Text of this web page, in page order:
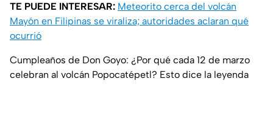
TE PUEDE INTERESAR: Meteorito cerca del volcán
Mayón en Filipinas se viraliza; autoridades aclaran qué
ocurrió
Cumpleaños de Don Goyo: ¿Por qué cada 12 de marzo
celebran al volcán Popocatépetl? Esto dice la leyenda